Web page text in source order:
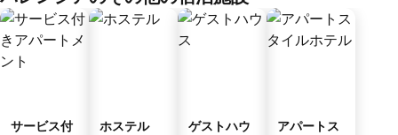
サービス付
ホステル
ゲストハウ
アパートス